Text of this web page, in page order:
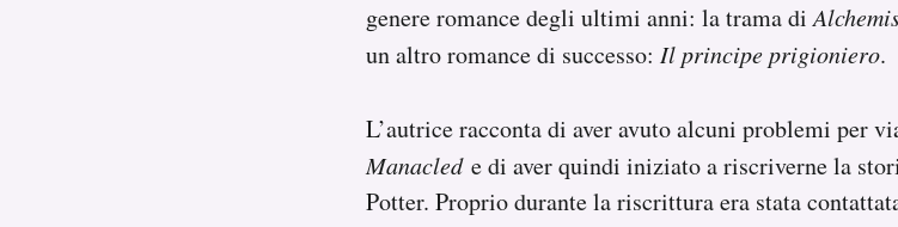
genere romance degli ultimi anni: la trama di
un altro romance di successo: Il principe prigioniero.
L’autrice racconta di aver avuto alcuni problemi per
Manacled e di aver quindi iniziato a riscriverne la
Potter. Proprio durante la riscrittura era stata